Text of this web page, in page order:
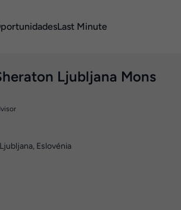
Last Minute
Ljubljana Mons
Ljubljana, Eslovénia